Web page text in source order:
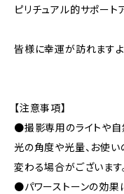
ピリチュアル的サポート
皆様に幸運が訪れます
【注意事項】
●撮影専用のライトや自
光の角度や光量、お使
変わる場合がございます
●パワーストーンの効果